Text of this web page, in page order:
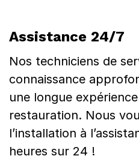
Assistance 24/7
Nos techniciens de
connaissance
une longue
restauration. Nous
l’installation à
heures sur 24 !